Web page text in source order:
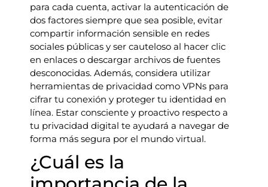
para cada cuenta, activar la autenticación de
dos factores siempre que sea posible, evitar
compartir información sensible en redes
sociales públicas y ser cauteloso al hacer clic
en enlaces o descargar archivos de fuentes
desconocidas. Además, considera utilizar
herramientas de privacidad como VPNs para
cifrar tu conexión y proteger tu identidad en
línea. Estar consciente y proactivo respecto a
tu privacidad digital te ayudará a navegar de
forma más segura por el mundo virtual.
¿Cuál es la